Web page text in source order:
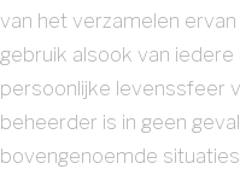
van het verzamelen
gebruik alsook van
persoonlijke levenssfeer
beheerder is in geen
bovengenoemde